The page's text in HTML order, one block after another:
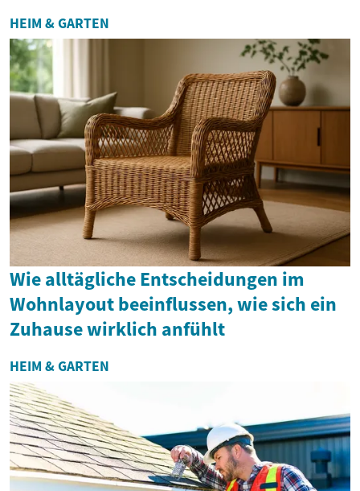
HEIM & GARTEN
Wie alltägliche Entscheidungen im
Wohnlayout beeinflussen, wie sich ein
Zuhause wirklich anfühlt
HEIM & GARTEN